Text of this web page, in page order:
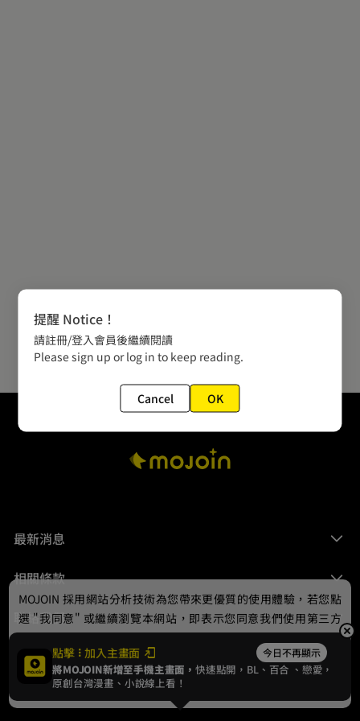
最新消息
相關條款
聯絡我們
© 2024 gamania Digital Entertainment Co., Ltd.
點擊 加入主畫面 今日不再顯示
將MOJOIN新增至手機主畫面，快速點開，BL、 百合 、戀愛，
原創台灣漫畫、小說線上看！
MOJOIN 採用網站分析技術為您帶來更優質的使用體驗，若您點
選 "我同意" 或繼續瀏覽本網站，即表示您同意我們使用第三方
Cookie，欲瞭解更多資訊請見隱私權政策。
我同意
提醒 Notice！
請註冊/登入會員後繼續閱讀
Please sign up or log in to keep reading.
Cancel OK